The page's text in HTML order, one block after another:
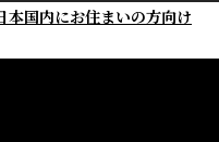
本国内にお住まいの方向け